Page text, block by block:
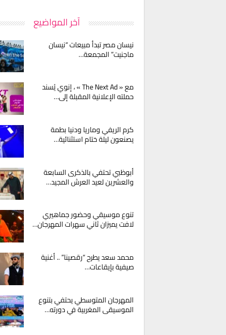
آخر المواضيع
نيسان مصر تبدأ مبيعات “نيسان
ماجنيت” المجمعة…
مع « The Next Ad » ، إنوي يُسند
حملته الإعلانية المقبلة إلى…
كرم الريفي وماريا ودنيا بطمة
يصنعون ليلة ختام استثنائية…
أبوظبي تحتفي بالذكرى السابعة
والعشرين لعيد العرش المجيد…
تنوع موسيقي وحضور جماهيري
لافت يميزان ثاني سهرات المهرجان…
محمد سعد يطرح “رقصينا” .. أغنية
صيفية بإيقاعات…
المهرجان المتوسطي يحتفي بتنوع
الموسيقى المغربية في دورته…